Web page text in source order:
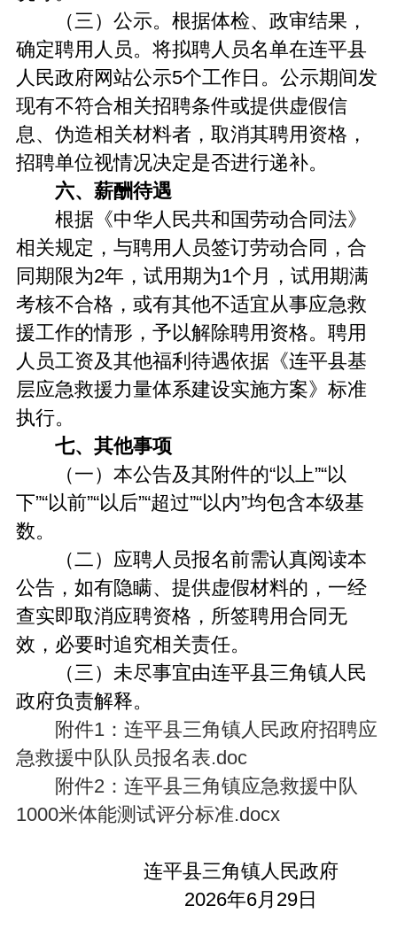
（三）公示。根据体检、政审结果，
确定聘用人员。将拟聘人员名单在连平县
人民政府网站公示5个工作日。公示期间发
现有不符合相关招聘条件或提供虚假信
息、伪造相关材料者，取消其聘用资格，
招聘单位视情况决定是否进行递补。
六、薪酬待遇
根据《中华人民共和国劳动合同法》
相关规定，与聘用人员签订劳动合同，合
同期限为2年，试用期为1个月，试用期满
考核不合格，或有其他不适宜从事应急救
援工作的情形，予以解除聘用资格。聘用
人员工资及其他福利待遇依据《连平县基
层应急救援力量体系建设实施方案》标准
执行。
七、其他事项
（一）本公告及其附件的“以上”“以
下”“以前”“以后”“超过”“以内”均包含本级基
数。
（二）应聘人员报名前需认真阅读本
公告，如有隐瞒、提供虚假材料的，一经
查实即取消应聘资格，所签聘用合同无
效，必要时追究相关责任。
（三）未尽事宜由连平县三角镇人民
政府负责解释。
附件1：连平县三角镇人民政府招聘应
急救援中队队员报名表.doc
附件2：连平县三角镇应急救援中队
1000米体能测试评分标准.docx
连平县三角镇人民政府
2026年6月29日